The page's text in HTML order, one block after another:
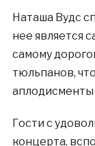
Наташа Вудс
нее является
самому
тюльпанов,
аплодисменты
Гости с
концерта,